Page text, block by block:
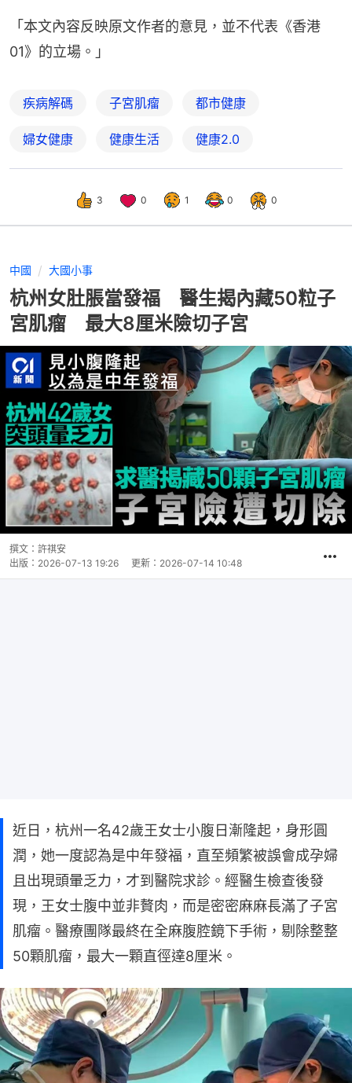
「本文內容反映原文作者的意見，並不代表《香港
01》的立場。」
疾病解碼 子宮肌瘤 都市健康
婦女健康 健康生活 健康2.0
3 0 1 0 0
中國 大國小事
杭州女肚脹當發福 醫生揭內藏50粒子
宮肌瘤 最大8厘米險切子宮
撰文： 許祺安
出版： 2026-07-13 19:26 更新： 2026-07-14 10:48
近日，杭州一名42歲王女士小腹日漸隆起，身形圓
潤，她一度認為是中年發福，直至頻繁被誤會成孕婦
且出現頭暈乏力，才到醫院求診。經醫生檢查後發
現，王女士腹中並非贅肉，而是密密麻麻長滿了子宮
肌瘤。醫療團隊最終在全麻腹腔鏡下手術，剔除整整
50顆肌瘤，最大一顆直徑達8厘米。